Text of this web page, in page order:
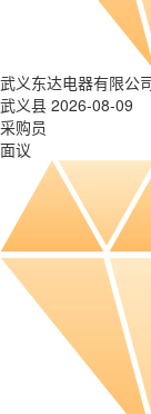
武义东达电器有限公
武义县 2026-08-09
采购员
面议